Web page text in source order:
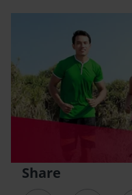
Share